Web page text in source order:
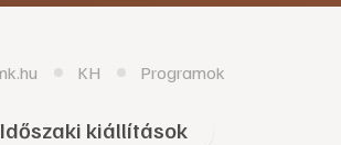
KH Programok
Időszaki kiállítások